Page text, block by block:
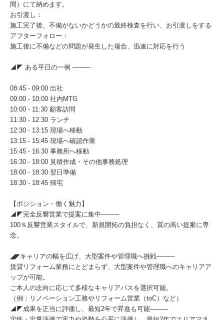
間）にて納めます。
お引渡し：
施工完了後、不備がないかどうかの最終検査を行い、お引渡しをする
アフターフォロー：
施工後に不備などの問題が発生した場合、迅速に対応を行う
◢◤ ある平日の一例 ────
08:45 - 09:00 出社
09:00 - 10:00 社内MTG
10:00 - 11:30 顧客訪問
11:30 - 12:30 ランチ
12:30 - 13:15 現場へ移動
13:15 - 15:45 現場へ確認作業
15:45 - 16:30 事務所へ移動
16:30 - 18:00 見積作成・その他事務処理
18:00 - 18:30 翌日準備
18:30 - 18:45 帰宅
【ポジション・働く魅力】
◢◤完全反響営業で提案に集中────
100％反響営業スタイルで、新規開拓の負担なく、質の高い提案に専
念。
◢◤キャリアの幅を広げ、大型案件や管理職へ挑戦────
賃貸リフォーム業務にとどまらず、大型案件や管理職へのキャリアア
ップが可能。
ご本人の志向に応じて多様なキャリアパスを選択可能。
（例：リノベーション工務やリフォーム営業（toC）など）
◢◤成果を正当に評価し、最短2年で昇進も可能────